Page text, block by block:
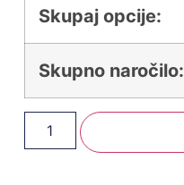
Skupaj opcije:
Skupno naročilo: